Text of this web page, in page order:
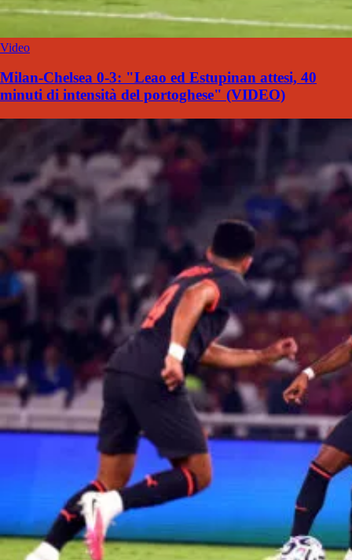
Video
Milan-Chelsea 0-3: "Leao ed Estupinan attesi, 40
minuti di intensità del portoghese" (VIDEO)